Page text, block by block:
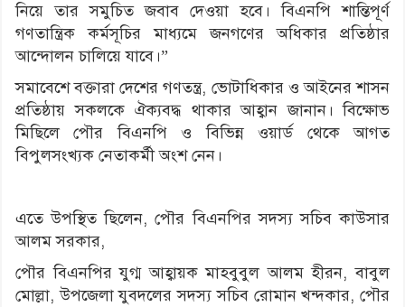
নিয়ে তার সমুচিত জবাব দেওয়া হবে। বিএনপি শান্তিপূর্ণ
গণতান্ত্রিক কর্মসূচির মাধ্যমে জনগণের অধিকার প্রতিষ্ঠার
আন্দোলন চালিয়ে যাবে।”
সমাবেশে বক্তারা দেশের গণতন্ত্র, ভোটাধিকার ও আইনের শাসন
প্রতিষ্ঠায় সকলকে ঐক্যবদ্ধ থাকার আহ্বান জানান। বিক্ষোভ
মিছিলে পৌর বিএনপি ও বিভিন্ন ওয়ার্ড থেকে আগত
বিপুলসংখ্যক নেতাকর্মী অংশ নেন।
এতে উপস্থিত ছিলেন, পৌর বিএনপির সদস্য সচিব কাউসার
আলম সরকার,
পৌর বিএনপির যুগ্ম আহ্বায়ক মাহবুবুল আলম হীরন, বাবুল
মোল্লা, উপজেলা যুবদলের সদস্য সচিব রোমান খন্দকার, পৌর